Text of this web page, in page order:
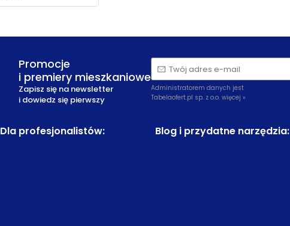
Promocje
i premiery mieszkaniowe
Zapisz się na newsletter
i dowiedz się pierwszy
Twój adres e-mail
Administratorem danych jest
Tabelaofert.pl sp. z o.o. więcej »
Dla profesjonalistów: Blog i przydatne narzędzia: